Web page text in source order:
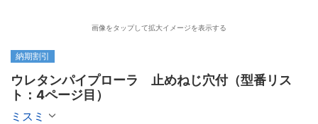
画像をタップして拡大イメージを表示する
納期割引
ウレタンパイプローラ　止めねじ穴付（型番リス
ト：4ページ目）
ミスミ